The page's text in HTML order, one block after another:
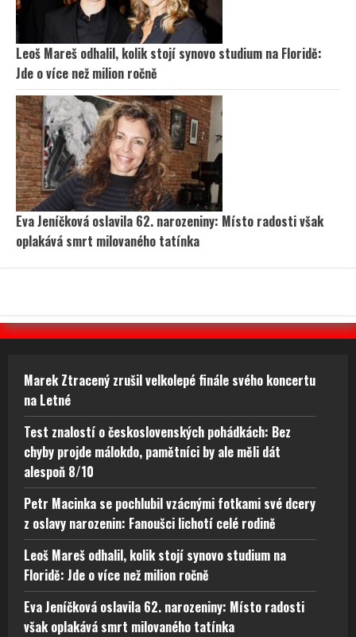
Leoš Mareš odhalil, kolik stojí synovo studium na Floridě:
Jde o více než milion ročně
Eva Jeníčková oslavila 62. narozeniny: Místo radosti však
oplakává smrt milovaného tatínka
Marek Ztracený zrušil velkolepé finále svého koncertu
na Letné
Test znalostí o československých pohádkách: Bez
chyby projde málokdo, pamětníci by ale měli dát
alespoň 8/10
Petr Macinka se pochlubil vzácnými fotkami své dcery
z oslavy narozenin: Fanoušci lichotí celé rodině
Leoš Mareš odhalil, kolik stojí synovo studium na
Floridě: Jde o více než milion ročně
Eva Jeníčková oslavila 62. narozeniny: Místo radosti
však oplakává smrt milovaného tatínka